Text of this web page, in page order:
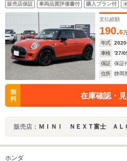
販売店保証 車両品質評価書付 購入プラン付
支払総額
190.6
年式
2020
車検
'27/
保証
保証
住所
静岡
無
料
在庫確認・
販売店： ＭＩＮＩ ＮＥＸＴ富士 ＡＬ
ホンダ